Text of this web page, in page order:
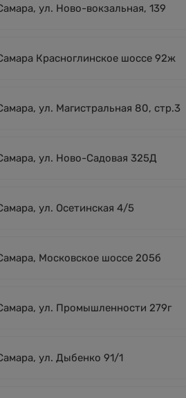
ул. Ново-вокзальная, 139
Красноглинское шоссе 92ж
ул. Магистральная 80, стр.3
ул. Ново-Садовая 325Д
ул. Осетинская 4/5
Московское шоссе 205б
ул. Промышленности 279г
ул. Дыбенко 91/1